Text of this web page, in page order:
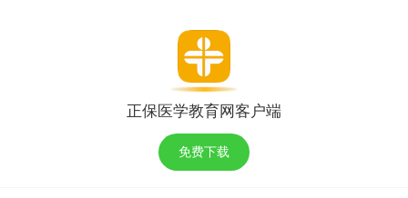
正保医学教育网客户端
免费下载